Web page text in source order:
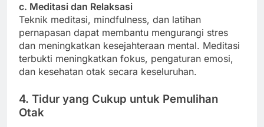
c. Meditasi dan Relaksasi
Teknik meditasi, mindfulness, dan latihan
pernapasan dapat membantu mengurangi stres
dan meningkatkan kesejahteraan mental. Meditasi
terbukti meningkatkan fokus, pengaturan emosi,
dan kesehatan otak secara keseluruhan.
4. Tidur yang Cukup untuk Pemulihan
Otak